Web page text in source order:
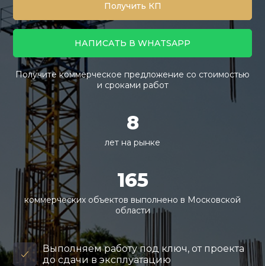
Получить КП
НАПИСАТЬ В WHATSAPP
Получите коммерческое предложение со стоимостью
и сроками работ
8
лет на рынке
165
коммерческих объектов выполнено в Московской
области
Выполняем работу под ключ, от проекта
до сдачи в эксплуатацию